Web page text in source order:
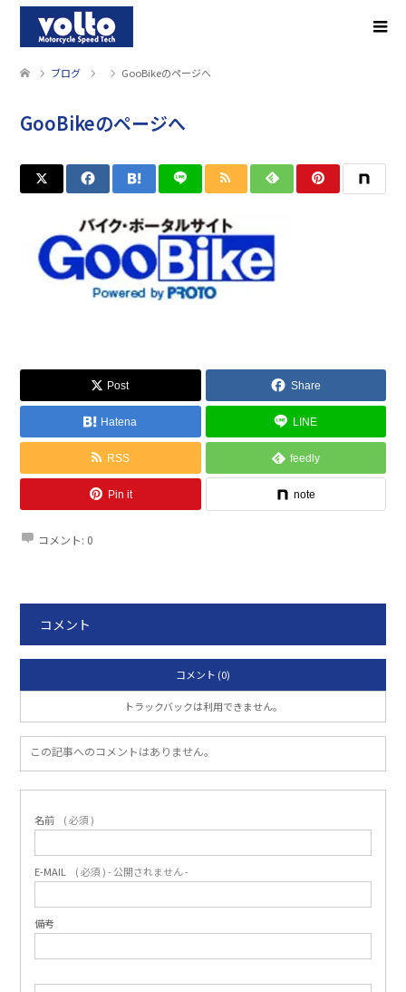
ブログ GooBikeのページへ
GooBikeのページへ
Post Share
Hatena LINE
RSS feedly
Pin it note
コメント: 0
コメント
コメント (0)
トラックバックは利用できません。
この記事へのコメントはありません。
名前 ( 必須 )
E-MAIL ( 必須 ) - 公開されません -
備考